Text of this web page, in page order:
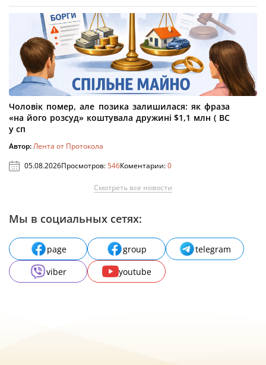
Чоловік помер, але позика залишилася: як фраза
«на його розсуд» коштувала дружині $1,1 млн ( ВС
у сп
Автор:Лента от Протокола
05.08.2026Просмотров:546Коментарии:0
Смотреть все новости
Мы в социальных сетях:
page group
telegram
viber
youtube